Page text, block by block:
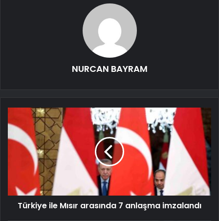
NURCAN BAYRAM
Türkiye ile Mısır arasında 7 anlaşma imzalandı